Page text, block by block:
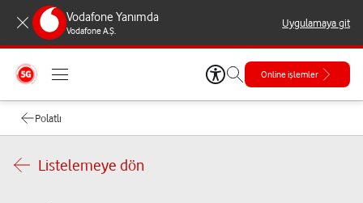
Vodafone Yanımda
Vodafone A.Ş.
Uygulamaya git
Online işlemler
Polatlı
Listelemeye dön